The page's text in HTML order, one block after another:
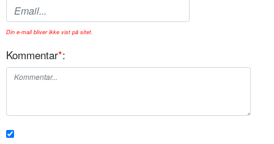
Din e-mail bliver ikke vist på sitet.
Kommentar*: